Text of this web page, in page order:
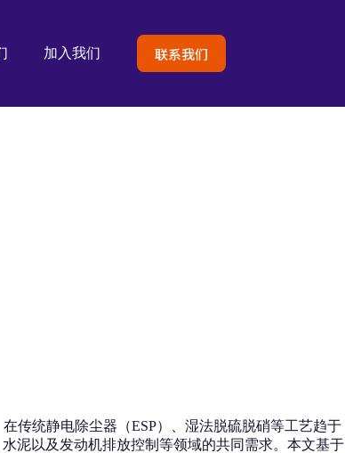
加入我们 联系我们
传统静电除尘器（ESP）、湿法脱硫脱硝等工艺趋于
泥以及发动机排放控制等领域的共同需求。本文基于